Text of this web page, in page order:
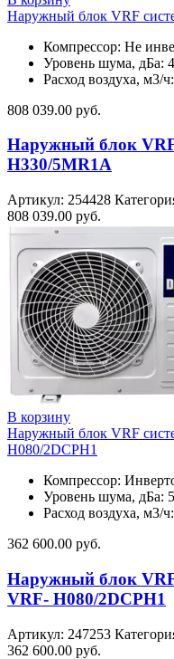
Наружный блок VRF
Компрессор: Не
Уровень шума, дБа:
Расход воздуха, м3/
808 039.00 руб.
Наружный блок
H330/5MR1A
Артикул: 254428
808 039.00 руб.
В корзину
Наружный блок VRF
H080/2DCPH1
Компрессор:
Уровень шума, дБа:
Расход воздуха, м3/
362 600.00 руб.
Наружный блок
VRF- H080/2DCPH1
Артикул: 247253
362 600.00 руб.